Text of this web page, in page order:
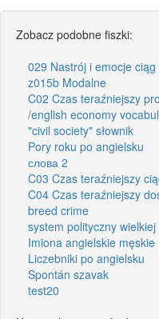
Zobacz podobne fiszki:
029 Nastrój i emocje ciąg
z015b Modalne
C02 Czas teraźniejszy
/english economy
"civil society" słownik
Pory roku po angielsku
слова 2
C03 Czas teraźniejszy
C04 Czas teraźniejszy
breed crime
system polityczny
Imiona angielskie męskie
Liczebniki po angielsku
Spontán szavak
test20